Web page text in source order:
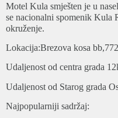
Motel Kula smješten je u
se nacionalni spomenik Kula
okruženje.
Lokacija:Brezova kosa
Udaljenost od centra grada
Udaljenost od Starog grada
Najpopularniji sadržaj: